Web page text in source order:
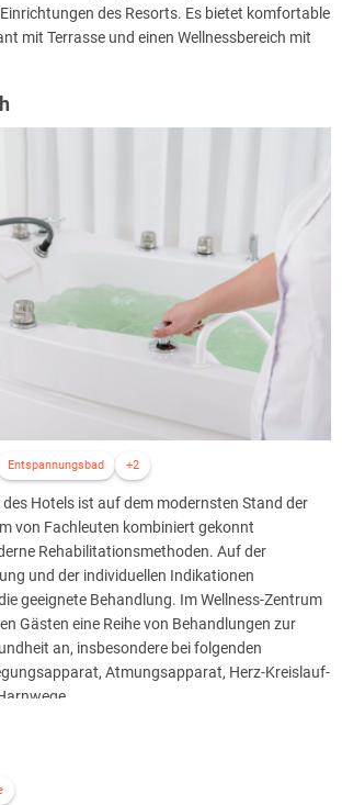
des Resorts. Es bietet komfortable
mit Terrasse und einen Wellnessbereich mit
Behandlungen.
Entspannungsbad +2
des Hotels ist auf dem modernsten Stand der
von Fachleuten kombiniert gekonnt
Rehabilitationsmethoden. Auf der
und der individuellen Indikationen
geeignete Behandlung. Im Wellness-Zentrum
Gästen eine Reihe von Behandlungen zur
an, insbesondere bei folgenden
Atmungsapparat, Herz-Kreislauf-
können nach Rücksprache mit einer
ohne vorherige Konsultation eines Arztes